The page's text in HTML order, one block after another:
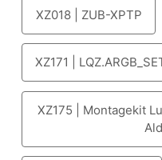
XZ018 | ZUB-XPTP
XZ171 |
XZ175 | Montagekit